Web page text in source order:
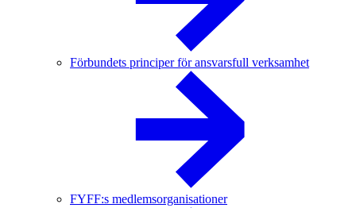
Förbundets principer för ansvarsfull verksamhet
FYFF:s medlemsorganisationer